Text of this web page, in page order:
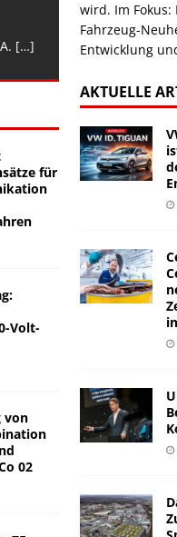
[…]
für
Volt-
von
02
wird. Im Fokus:
Fahrzeug-
Entwicklung
AKTUELLE